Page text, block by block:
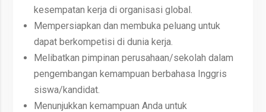
kesempatan kerja di organisasi global.
Mempersiapkan dan membuka peluang untuk
dapat berkompetisi di dunia kerja.
Melibatkan pimpinan perusahaan/sekolah dalam
pengembangan kemampuan berbahasa Inggris
siswa/kandidat.
Menunjukkan kemampuan Anda untuk